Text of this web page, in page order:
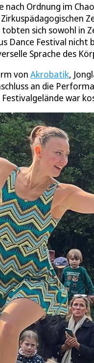
Ordnung im
sich sowohl in
Dance Festival
Sprache des
von Akrobatik,
an die
war